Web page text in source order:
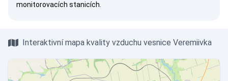
monitorovacích stanicích.
Interaktivní mapa kvality vzduchu vesnice Veremiivka